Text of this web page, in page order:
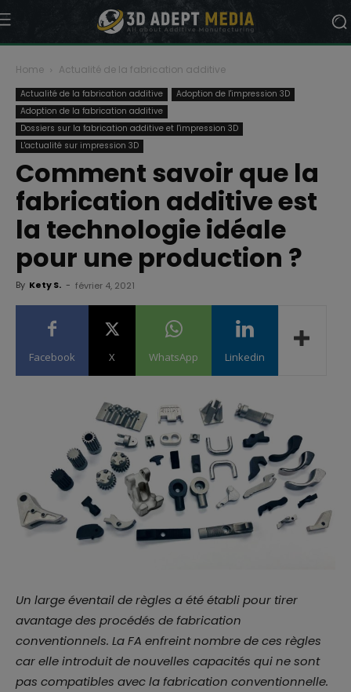
Home Actualité de la fabrication additive
Actualité de la fabrication additive
Adoption de l'impression 3D
Adoption de la fabrication additive
Dossiers sur la fabrication additive et l'impression 3D
L'actualité sur impression 3D
Comment savoir que la
fabrication additive est
la technologie idéale
pour une production ?
By Kety S. - février 4, 2021
Facebook X WhatsApp Linkedin
Un large éventail de règles a été établi pour tirer
avantage des procédés de fabrication
conventionnels. La FA enfreint nombre de ces règles
car elle introduit de nouvelles capacités qui ne sont
pas compatibles avec la fabrication conventionnelle.